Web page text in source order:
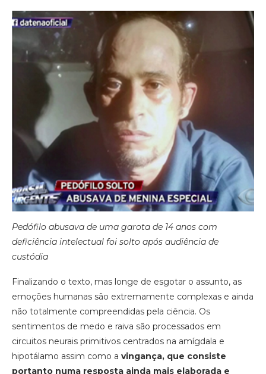
Pedófilo abusava de uma garota de 14 anos com
deficiência intelectual foi solto após audiência de
custódia
Finalizando o texto, mas longe de esgotar o assunto, as
emoções humanas são extremamente complexas e ainda
não totalmente compreendidas pela ciência. Os
sentimentos de medo e raiva são processados em
circuitos neurais primitivos centrados na amígdala e
hipotálamo assim como a vingança, que consiste
portanto numa resposta ainda mais elaborada e